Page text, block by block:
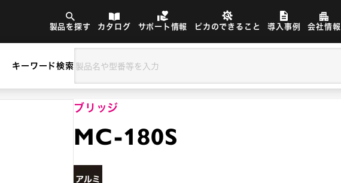
製品を探す カタログ サポート情報 ピカのできること 導入事例 会社情報
キーワード検索
MC-180S
ブリッジ